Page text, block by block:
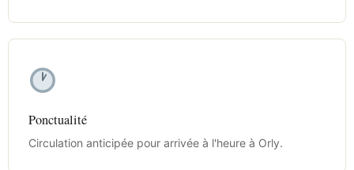
Ponctualité
Circulation anticipée pour arrivée à l'heure à Orly.